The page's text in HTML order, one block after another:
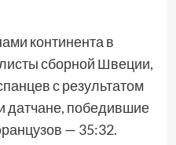
континента в
сборной Швеции,
с результатом
датчане, победившие
— 35:32.